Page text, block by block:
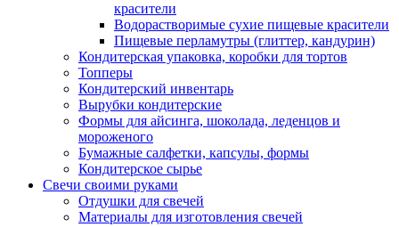
красители
Водорастворимые сухие пищевые красители
Пищевые перламутры (глиттер, кандурин)
Кондитерская упаковка, коробки для тортов
Топперы
Кондитерский инвентарь
Вырубки кондитерские
Формы для айсинга, шоколада, леденцов и
мороженого
Бумажные салфетки, капсулы, формы
Кондитерское сырье
Свечи своими руками
Отдушки для свечей
Материалы для изготовления свечей